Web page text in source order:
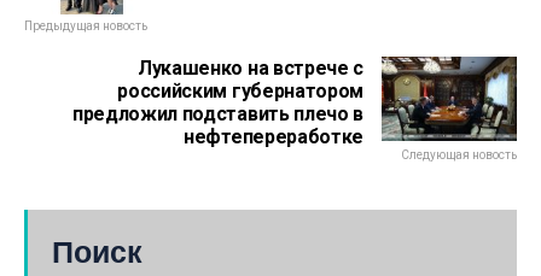
Предыдущая новость
Лукашенко на встрече с
российским губернатором
предложил подставить плечо в
нефтепереработке
Следующая новость
Поиск